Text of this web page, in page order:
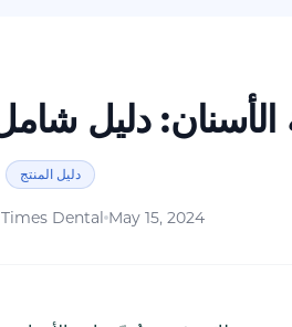
الأسنان: دليل
دليل المنتج
Times Dental May 15, 2024